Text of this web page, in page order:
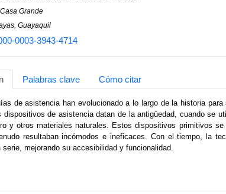
Grande
Guayaquil
0003-3943-4714
Palabras clave Cómo citar
de asistencia han evolucionado a lo largo de la historia
dispositivos de asistencia datan de la antigüedad, cuando se
y otros materiales naturales. Estos dispositivos primitivos
resultaban incómodos e ineficaces. Con el tiempo, la
serie, mejorando su accesibilidad y funcionalidad.